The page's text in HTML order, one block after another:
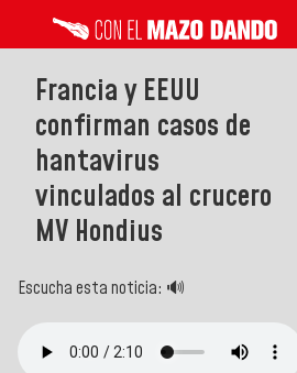
Francia y EEUU
confirman casos de
hantavirus
vinculados al crucero
MV Hondius
Escucha esta noticia: 🔊